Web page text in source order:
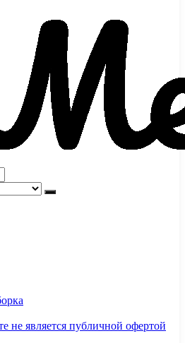
не является публичной офертой